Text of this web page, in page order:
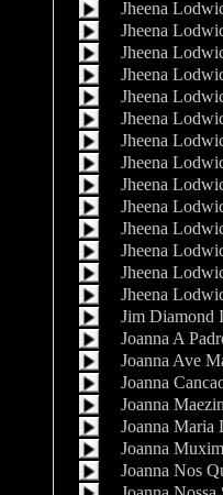
Jheena
Jheena
Jheena
Jheena
Jheena
Jheena
Jheena
Jheena
Jheena
Jheena
Jheena
Jheena
Jheena
Jheena
Jim Diamond
Joanna A
Joanna Ave
Joanna
Joanna
Joanna Maria
Joanna
Joanna Nos